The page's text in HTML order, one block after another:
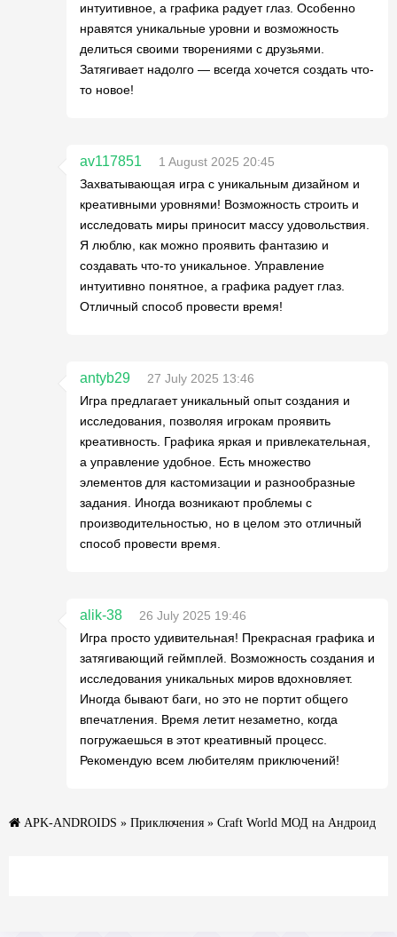
интуитивное, а графика радует глаз. Особенно
нравятся уникальные уровни и возможность
делиться своими творениями с друзьями.
Затягивает надолго — всегда хочется создать что-
то новое!
av117851
1 August 2025 20:45
Захватывающая игра с уникальным дизайном и
креативными уровнями! Возможность строить и
исследовать миры приносит массу удовольствия.
Я люблю, как можно проявить фантазию и
создавать что-то уникальное. Управление
интуитивно понятное, а графика радует глаз.
Отличный способ провести время!
antyb29
27 July 2025 13:46
Игра предлагает уникальный опыт создания и
исследования, позволяя игрокам проявить
креативность. Графика яркая и привлекательная,
а управление удобное. Есть множество
элементов для кастомизации и разнообразные
задания. Иногда возникают проблемы с
производительностью, но в целом это отличный
способ провести время.
alik-38
26 July 2025 19:46
Игра просто удивительная! Прекрасная графика и
затягивающий геймплей. Возможность создания и
исследования уникальных миров вдохновляет.
Иногда бывают баги, но это не портит общего
впечатления. Время летит незаметно, когда
погружаешься в этот креативный процесс.
Рекомендую всем любителям приключений!
APK-ANDROIDS » Приключения » Craft World МОД на Андроид